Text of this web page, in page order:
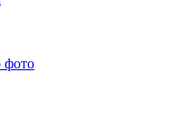
фото